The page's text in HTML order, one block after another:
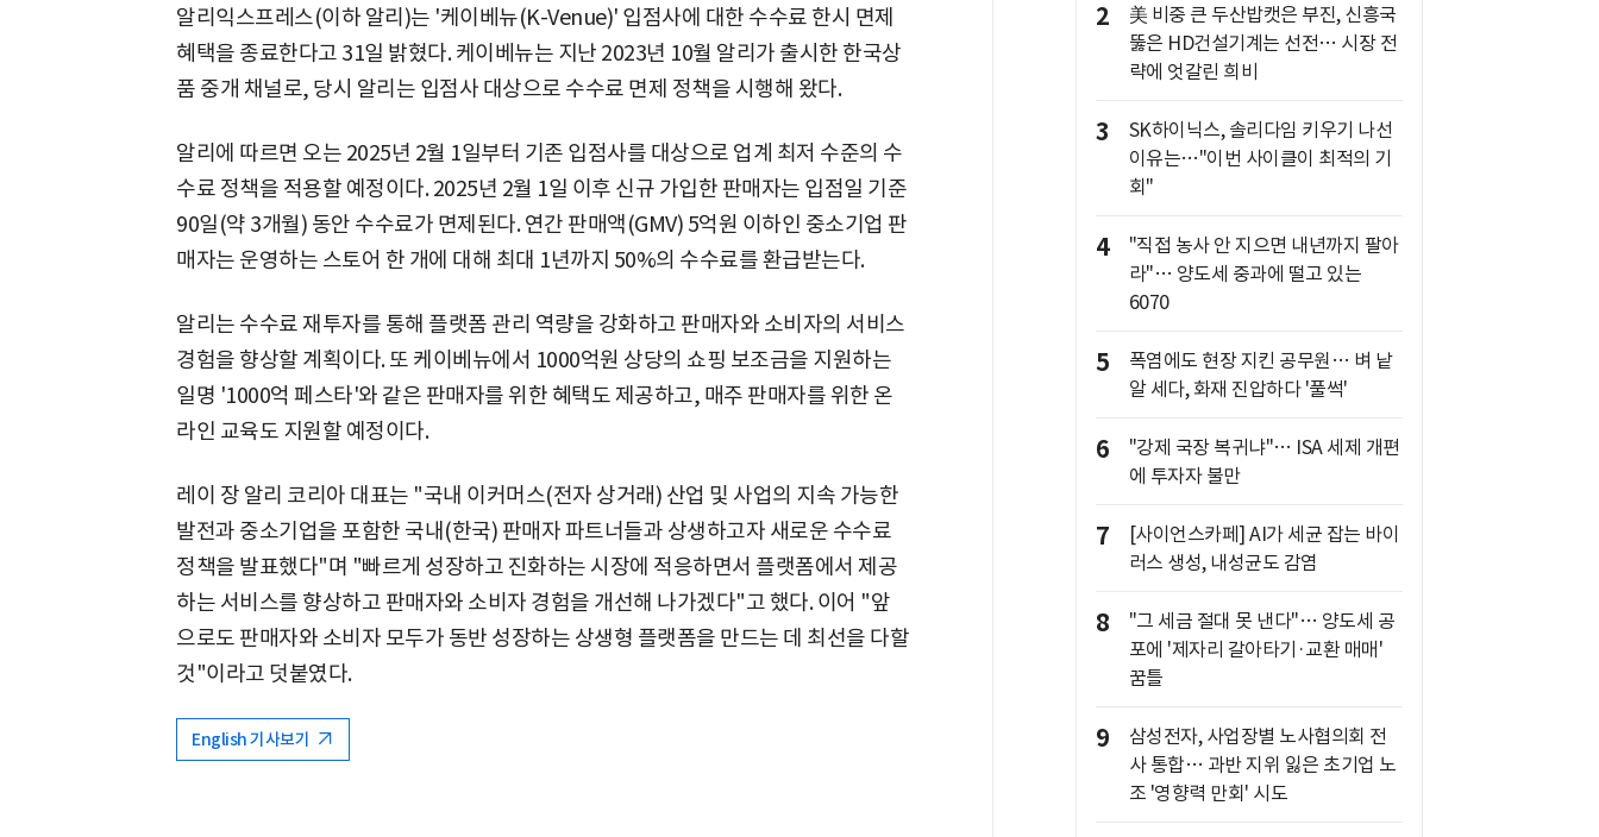
알리익스프레스(이하 알리)는 '케이베뉴(K-Venue)' 입점사에 대한 수수료 한시 면제
혜택을 종료한다고 31일 밝혔다. 케이베뉴는 지난 2023년 10월 알리가 출시한 한국상
품 중개 채널로, 당시 알리는 입점사 대상으로 수수료 면제 정책을 시행해 왔다.
알리에 따르면 오는 2025년 2월 1일부터 기존 입점사를 대상으로 업계 최저 수준의 수
수료 정책을 적용할 예정이다. 2025년 2월 1일 이후 신규 가입한 판매자는 입점일 기준
90일(약 3개월) 동안 수수료가 면제된다. 연간 판매액(GMV) 5억원 이하인 중소기업 판
매자는 운영하는 스토어 한 개에 대해 최대 1년까지 50%의 수수료를 환급받는다.
알리는 수수료 재투자를 통해 플랫폼 관리 역량을 강화하고 판매자와 소비자의 서비스
경험을 향상할 계획이다. 또 케이베뉴에서 1000억원 상당의 쇼핑 보조금을 지원하는
일명 '1000억 페스타'와 같은 판매자를 위한 혜택도 제공하고, 매주 판매자를 위한 온
라인 교육도 지원할 예정이다.
레이 장 알리 코리아 대표는 "국내 이커머스(전자 상거래) 산업 및 사업의 지속 가능한
발전과 중소기업을 포함한 국내(한국) 판매자 파트너들과 상생하고자 새로운 수수료
정책을 발표했다"며 "빠르게 성장하고 진화하는 시장에 적응하면서 플랫폼에서 제공
하는 서비스를 향상하고 판매자와 소비자 경험을 개선해 나가겠다"고 했다. 이어 "앞
으로도 판매자와 소비자 모두가 동반 성장하는 상생형 플랫폼을 만드는 데 최선을 다할
것"이라고 덧붙였다.
English 기사보기
2
美 비중 큰 두산밥캣은 부진, 신흥국
뚫은 HD건설기계는 선전… 시장 전
략에 엇갈린 희비
3
SK하이닉스, 솔리다임 키우기 나선
이유는…"이번 사이클이 최적의 기
회"
4
"직접 농사 안 지으면 내년까지 팔아
라"… 양도세 중과에 떨고 있는
6070
5
폭염에도 현장 지킨 공무원… 벼 낱
알 세다, 화재 진압하다 '풀썩'
6
"강제 국장 복귀냐"… ISA 세제 개편
에 투자자 불만
7
[사이언스카페] AI가 세균 잡는 바이
러스 생성, 내성균도 감염
8
"그 세금 절대 못 낸다"… 양도세 공
포에 '제자리 갈아타기·교환 매매'
꿈틀
9
삼성전자, 사업장별 노사협의회 전
사 통합… 과반 지위 잃은 초기업 노
조 '영향력 만회' 시도